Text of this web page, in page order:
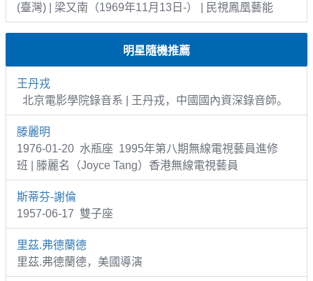
(臺灣) | 梁又南（1969年11月13日-） | 民視鳳凰藝能
明星隨機推薦
王丹戎
北京電影學院錄音系 | 王丹戎，中國國內資深錄音師。
滕麗明
1976-01-20 水瓶座 1995年第八期無線電視藝員進修
班 | 滕麗名（Joyce Tang）香港無線電視藝員
斯蒂芬-謝倫
1957-06-17 雙子座
里茲.弗德蘭德
里茲.弗德蘭德，美國導演